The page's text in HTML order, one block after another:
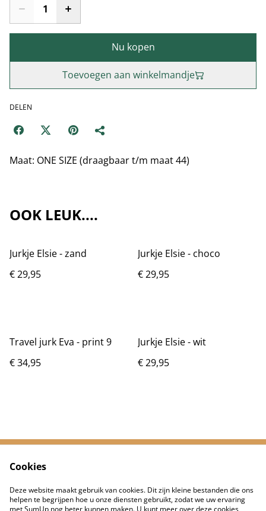
Nu kopen
Toevoegen aan winkelmandje
DELEN
Maat: ONE SIZE (draagbaar t/m maat 44)
OOK LEUK....
Jurkje Elsie - zand
€ 29,95
Jurkje Elsie - choco
€ 29,95
Travel jurk Eva - print 9
€ 34,95
Jurkje Elsie - wit
€ 29,95
Neem contact met
ons op
Privacybeleid
Cookiebeleid
Cookies
Deze website maakt gebruik van cookies. Dit zijn kleine bestanden die ons
helpen te begrijpen hoe u onze diensten gebruikt, zodat we uw ervaring
met SumUp nog beter kunnen maken. U kunt meer over deze cookies